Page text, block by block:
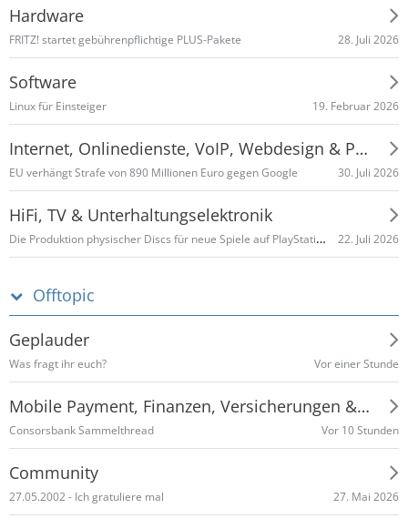
Hardware
FRITZ! startet gebührenpflichtige PLUS-Pakete 28. Juli 2026
Software
Linux für Einsteiger 19. Februar 2026
Internet, Onlinedienste, VoIP, Webdesign & Programmieren
EU verhängt Strafe von 890 Millionen Euro gegen Google 30. Juli 2026
HiFi, TV & Unterhaltungselektronik
Die Produktion physischer Discs für neue Spiele auf PlayStation-Konsolen endet im Januar 2028 22. Juli 2026
Offtopic
Geplauder
Was fragt ihr euch? Vor einer Stunde
Mobile Payment, Finanzen, Versicherungen & Co
Consorsbank Sammelthread Vor 10 Stunden
Community
27.05.2002 - Ich gratuliere mal 27. Mai 2026